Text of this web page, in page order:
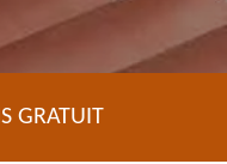
GRATUIT